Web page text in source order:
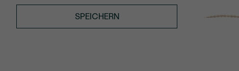
SPEICHERN
von € 1 219